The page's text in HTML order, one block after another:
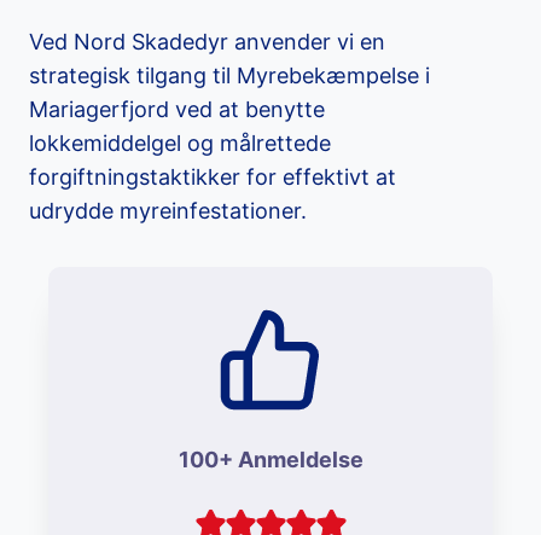
Ved Nord Skadedyr anvender vi en
strategisk tilgang til Myrebekæmpelse i
Mariagerfjord ved at benytte
lokkemiddelgel og målrettede
forgiftningstaktikker for effektivt at
udrydde myreinfestationer.
100+ Anmeldelse